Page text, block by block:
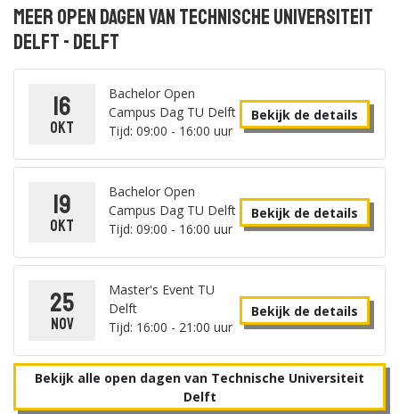
Meer open dagen van Technische Universiteit
Delft - Delft
16
okt
Bachelor Open
Campus Dag TU Delft
Tijd: 09:00 - 16:00 uur
Bekijk de details
19
okt
Bachelor Open
Campus Dag TU Delft
Tijd: 09:00 - 16:00 uur
Bekijk de details
25
nov
Master's Event TU
Delft
Tijd: 16:00 - 21:00 uur
Bekijk de details
Bekijk alle open dagen van Technische Universiteit
Delft